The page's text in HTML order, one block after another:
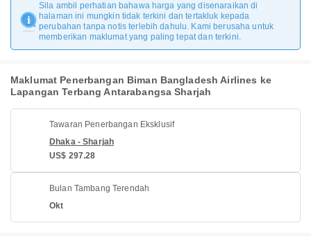
Sila ambil perhatian bahawa harga yang disenaraikan di
halaman ini mungkin tidak terkini dan tertakluk kepada
perubahan tanpa notis terlebih dahulu. Kami berusaha untuk
memberikan maklumat yang paling tepat dan terkini.
Maklumat Penerbangan Biman Bangladesh Airlines ke
Lapangan Terbang Antarabangsa Sharjah
Tawaran Penerbangan Eksklusif
Dhaka - Sharjah
US$ 297.28
Bulan Tambang Terendah
Okt